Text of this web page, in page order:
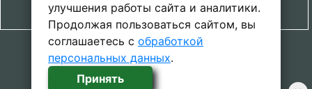
улучшения работы сайта и аналитики.
Продолжая пользоваться сайтом, вы
соглашаетесь с обработкой
персональных данных.
Принять
персональных данных
© 2020-2026 проект SecretGuide.RU При
копировании материалов сcылка на сайт
обязательна.